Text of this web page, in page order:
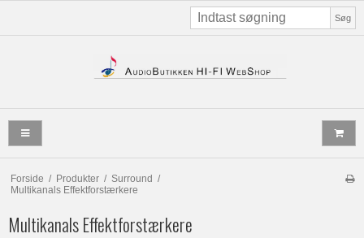
Søg
Forside / Produkter / Surround /
Multikanals Effektforstærkere
Multikanals Effektforstærkere